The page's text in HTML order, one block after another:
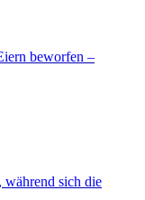
beworfen –
während sich die